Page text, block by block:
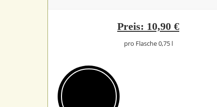
Preis: 10,90 €
pro Flasche 0,75 l